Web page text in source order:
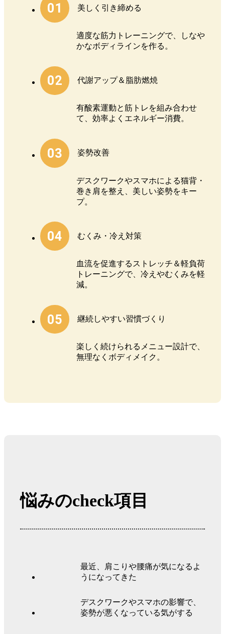
01 美しく引き締める
適度な筋力トレーニングで、しなや
かなボディラインを作る。
02 代謝アップ＆脂肪燃焼
有酸素運動と筋トレを組み合わせ
て、効率よくエネルギー消費。
03 姿勢改善
デスクワークやスマホによる猫背・
巻き肩を整え、美しい姿勢をキー
プ。
04 むくみ・冷え対策
血流を促進するストレッチ＆軽負荷
トレーニングで、冷えやむくみを軽
減。
05 継続しやすい習慣づくり
楽しく続けられるメニュー設計で、
無理なくボディメイク。
悩みのcheck項目
最近、肩こりや腰痛が気になるよ
うになってきた
デスクワークやスマホの影響で、
姿勢が悪くなっている気がする